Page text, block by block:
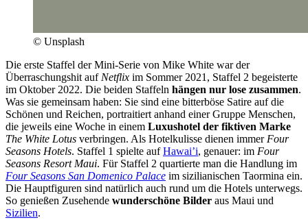
© Unsplash
Die erste Staffel der Mini-Serie von Mike White war der
Überraschungshit auf Netflix im Sommer 2021, Staffel 2 begeisterte
im Oktober 2022. Die beiden Staffeln hängen nur lose zusammen.
Was sie gemeinsam haben: Sie sind eine bitterböse Satire auf die
Schönen und Reichen, portraitiert anhand einer Gruppe Menschen,
die jeweils eine Woche in einem Luxushotel der fiktiven Marke
The White Lotus verbringen. Als Hotelkulisse dienen immer Four
Seasons Hotels. Staffel 1 spielte aufHawai’i, genauer: im Four
Seasons Resort Maui. Für Staffel 2 quartierte man die Handlung im
Four Seasons San Domenico Palace im sizilianischen Taormina ein.
Die Hauptfiguren sind natürlich auch rund um die Hotels unterwegs.
So genießen Zusehende wunderschöne Bilder aus Maui und
Sizilien.